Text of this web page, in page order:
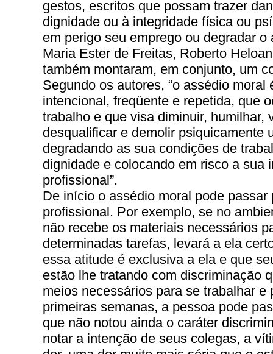
gestos, escritos que possam trazer
dignidade ou à integridade física ou
em perigo seu emprego ou degradar
Maria Ester de Freitas, Roberto
também montaram, em conjunto, um
Segundo os autores, “o assédio
intencional, freqüente e repetida, que
trabalho e que visa diminuir, humilhar,
desqualificar e demolir psiquicamente
degradando as sua condições de
dignidade e colocando em risco a sua
profissional”.
De início o assédio moral pode
profissional. Por exemplo, se no
não recebe os materiais necessários
determinadas tarefas, levará a ela
essa atitude é exclusiva a ela e que
estão lhe tratando com discriminação
meios necessários para se trabalhar e
primeiras semanas, a pessoa pode
que não notou ainda o caráter
notar a intenção de seus colegas, a